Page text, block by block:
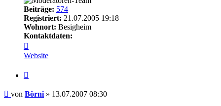
Beiträge: 574
Registriert: 21.07.2005 19:18
Wohnort: Besigheim
Kontaktdaten:
von
Börni
Website
Beitrag
von Börni » 13.07.2007 08:30